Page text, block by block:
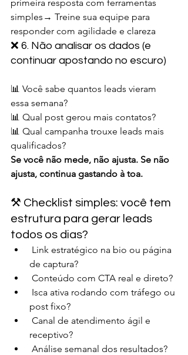
primeira resposta com ferramentas
simples→ Treine sua equipe para
responder com agilidade e clareza
❌ 6. Não analisar os dados (e
continuar apostando no escuro)
📊 Você sabe quantos leads vieram
essa semana?
📊 Qual post gerou mais contatos?
📊 Qual campanha trouxe leads mais
qualificados?
Se você não mede, não ajusta. Se não
ajusta, continua gastando à toa.
⚒️ Checklist simples: você tem
estrutura para gerar leads
todos os dias?
Link estratégico na bio ou página
de captura?
Conteúdo com CTA real e direto?
Isca ativa rodando com tráfego ou
post fixo?
Canal de atendimento ágil e
receptivo?
Análise semanal dos resultados?